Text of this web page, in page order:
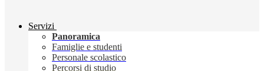
Servizi
Panoramica
Famiglie e studenti
Personale scolastico
Percorsi di studio